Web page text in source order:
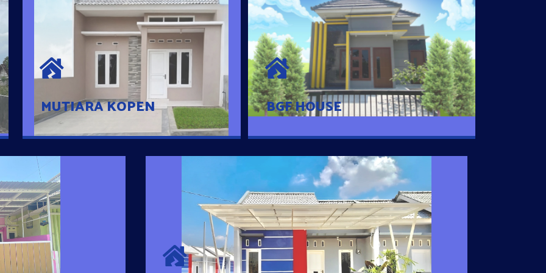
MUTIARA KOPEN
MUTIARA KOPEN
Hunian nyaman dengan suasana
pedesaan. 10 menit dari pusat kota, 2
menit dari Ring Road
BGF HOUSE
BGF HOUSE
Hunian Mewah Pusat Kota dengan fasilitas
Free Desain, Dapur, Parkir Mobil dengan 3
Kamar Tidur dan 2 Kamar Mandi.
Pintar
rumahnya dengan
SURYA MADANI SATU
Satu-satunya Hunian nyaman dengan harga subsidi hanya 100
jutaan dengan lokasi strategis di Tuban